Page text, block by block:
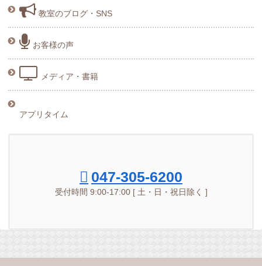
教室のブログ・SNS
お客様の声
メディア・書籍
アプリタイム
047-305-6200
受付時間 9:00-17:00 [ 土・日・祝日除く ]